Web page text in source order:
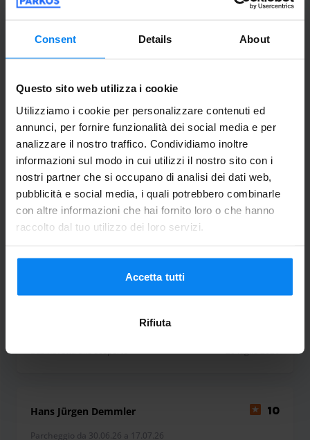
Consent Details About
Questo sito web utilizza i cookie
Utilizziamo i cookie per personalizzare contenuti ed
annunci, per fornire funzionalità dei social media e per
analizzare il nostro traffico. Condividiamo inoltre
informazioni sul modo in cui utilizzi il nostro sito con i
nostri partner che si occupano di analisi dei dati web,
pubblicità e social media, i quali potrebbero combinarle
con altre informazioni che hai fornito loro o che hanno
raccolto dal tuo utilizzo dei loro servizi.
Accetta tutti
Rifiuta
Unser Auto konnten wir zum vereinbarten
abstellen. Der Shuttletransfer hat bestens
geklappt, sowohl beim Hin- als auch beim
Zurück. Der Service ist außergewöhnlich,
Unser Auto konnten wir zum vereinbarten
Bus navetta allo scoperto 21 luglio 2026
Sandra Eckert 10
Parcheggio da 10.07.26 a 17.07.26
Jederzeit wieder
Jederzeit wieder
Bus navetta allo scoperto 20 luglio 2026
Hans Jürgen Demmler 10
Parcheggio da 30.06.26 a 17.07.26